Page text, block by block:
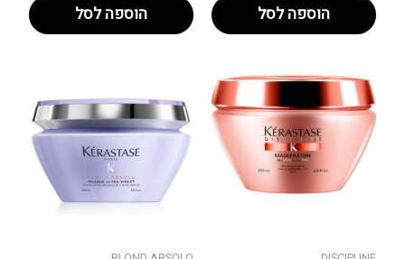
הוספה לסל הוספה לסל
יש
מספר
סוגים.